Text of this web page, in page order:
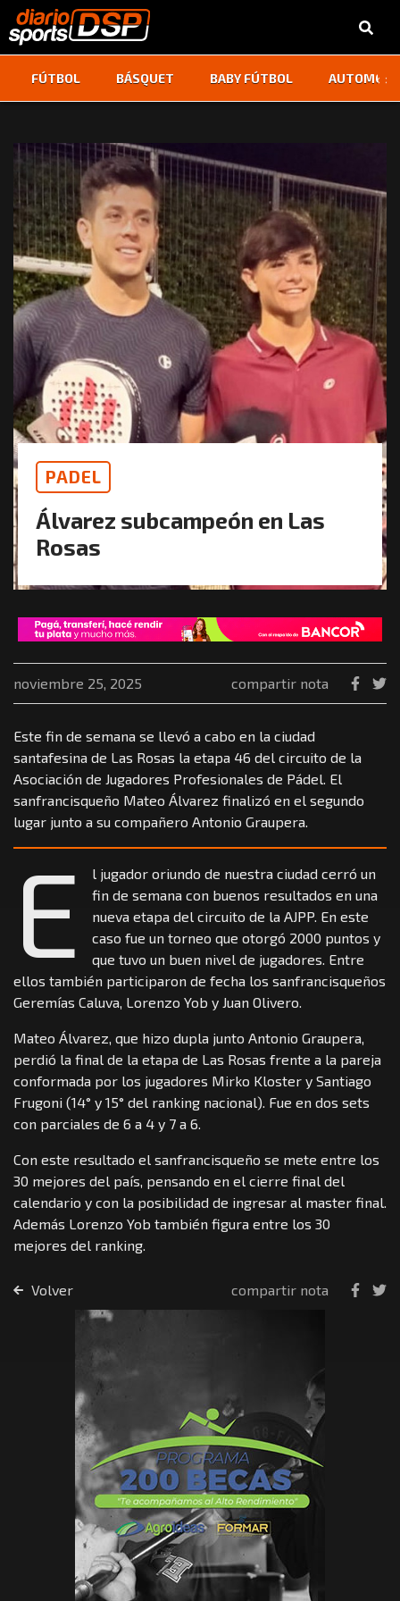
FÚTBOL BÁSQUET BABY FÚTBOL ‹ ›
PADEL
Álvarez subcampeón en Las
Rosas
noviembre 25, 2025 compartir nota
Este fin de semana se llevó a cabo en la ciudad
santafesina de Las Rosas la etapa 46 del circuito de la
Asociación de Jugadores Profesionales de Pádel. El
sanfrancisqueño Mateo Álvarez finalizó en el segundo
lugar junto a su compañero Antonio Graupera.
E
l jugador oriundo de nuestra ciudad cerró un
fin de semana con buenos resultados en una
nueva etapa del circuito de la AJPP. En este
caso fue un torneo que otorgó 2000 puntos y
que tuvo un buen nivel de jugadores. Entre
ellos también participaron de fecha los sanfrancisqueños
Geremías Caluva, Lorenzo Yob y Juan Olivero.
Mateo Álvarez, que hizo dupla junto Antonio Graupera,
perdió la final de la etapa de Las Rosas frente a la pareja
conformada por los jugadores Mirko Kloster y Santiago
Frugoni (14° y 15° del ranking nacional). Fue en dos sets
con parciales de 6 a 4 y 7 a 6.
Con este resultado el sanfrancisqueño se mete entre los
30 mejores del país, pensando en el cierre final del
calendario y con la posibilidad de ingresar al master final.
Además Lorenzo Yob también figura entre los 30
mejores del ranking.
Volver compartir nota